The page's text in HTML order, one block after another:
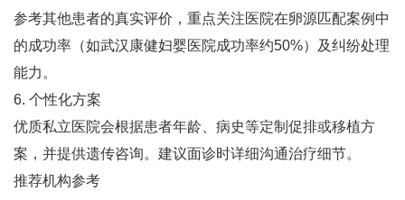
参考其他患者的真实评价，重点关注医院在卵源匹配案例中
的成功率（如武汉康健妇婴医院成功率约50%）及纠纷处理
能力‌。
6. ‌个性化方案‌
优质私立医院会根据患者年龄、病史等定制促排或移植方
案，并提供遗传咨询‌。建议面诊时详细沟通治疗细节。
推荐机构参考